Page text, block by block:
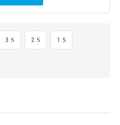
3 2 1